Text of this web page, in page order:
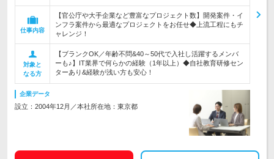
仕事内容
【官公庁や大手企業など豊富なプロジェクト数】開発案件・イ
ンフラ案件から最適なプロジェクトをお任せ◆上流工程にもチ
ャレンジ！
対象と
なる方
【ブランクOK／年齢不問&40～50代で入社し活躍するメンバ
ーも♪】IT業界で何らかの経験（1年以上）◆自社教育研修セン
ターあり&経験が浅い方も安心！
企業データ
設立：2004年12月／本社所在地：東京都